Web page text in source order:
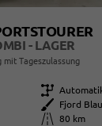
- LAGER
mit Tageszulassung
Getriebe
Außenfarbe
Fjord
Kilometerstand
80 km